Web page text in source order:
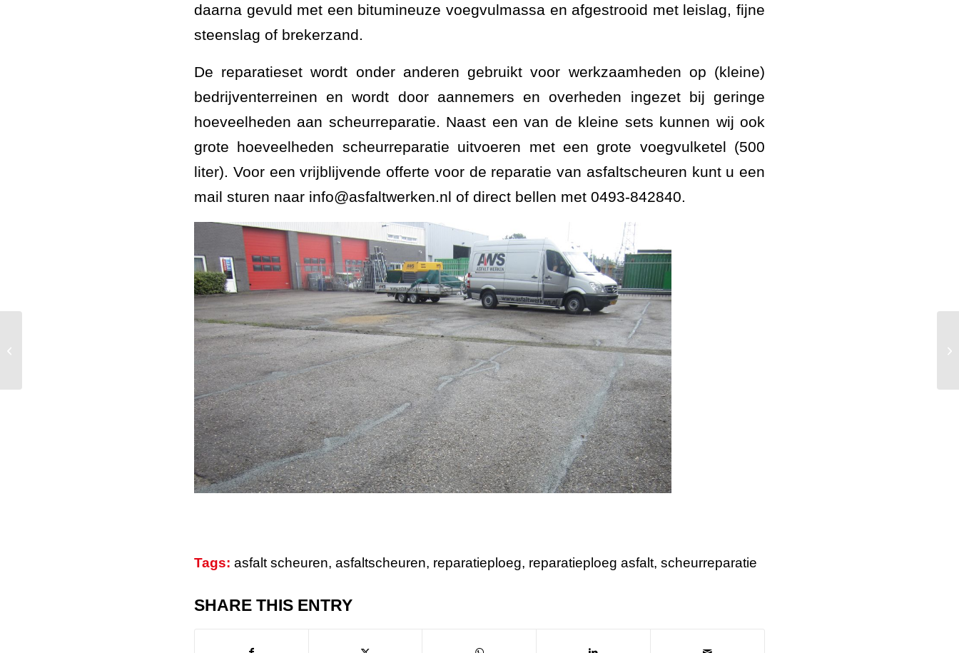
daarna gevuld met een bitumineuze voegvulmassa en afgestrooid met leislag, fijne
steenslag of brekerzand.
De reparatieset wordt onder anderen gebruikt voor werkzaamheden op (kleine)
bedrijventerreinen en wordt door aannemers en overheden ingezet bij geringe
hoeveelheden aan scheurreparatie. Naast een van de kleine sets kunnen wij ook
grote hoeveelheden scheurreparatie uitvoeren met een grote voegvulketel (500
liter). Voor een vrijblijvende offerte voor de reparatie van asfaltscheuren kunt u een
mail sturen naar info@asfaltwerken.nl of direct bellen met 0493-842840.
Tags: asfalt scheuren, asfaltscheuren, reparatieploeg, reparatieploeg asfalt, scheurreparatie
SHARE THIS ENTRY